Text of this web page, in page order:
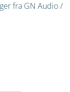
fra GN Audio /